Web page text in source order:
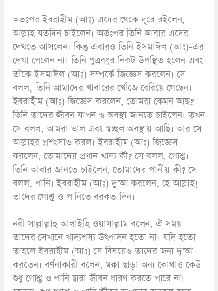
অতঃপর ইবরাহীম (আঃ) এদের থেকে দূরে রইলেন,
আল্লাহ যতদিন চাইলেন। অতঃপর তিনি আবার এদের
দেখতে আসলেন। কিন্তু এবারও তিনি ইসমাঈল (আঃ)-এর
দেখা পেলেন না। তিনি পুত্রবধূর নিকট উপস্থিত হলেন এবং
তাঁকে ইসমাঈল (আঃ) সম্পর্কে জিজ্ঞেস করলেন। সে
বলল, তিনি আমাদের খাবারের খোঁজে বেরিয়ে গেছেন।
ইবরাহীম (আঃ) জিজ্ঞেস করলেন, তোমরা কেমন আছ?
তিনি তাদের জীবন যাপন ও অবস্থা জানতে চাইলেন। তখন
সে বলল, আমরা ভাল এবং স্বচ্ছল অবস্থায় আছি। আর সে
আল্লাহর প্রশংসাও করল। ইবরাহীম (আঃ) জিজ্ঞেস
করলেন, তোমাদের প্রধান খাদ্য কী? সে বলল, গোশ্ত।
তিনি আবার জানতে চাইলেন, তোমাদের পানীয় কী? সে
বলল, পানি। ইবরাহীম (আঃ) দু’আ করলেন, হে আল্লাহ!
তাদের গোশ্ত ও পানিতে বরকত দিন।
নবী সাল্লাল্লাহু আলাইহি ওয়াসাল্লাম বলেন, ঐ সময়
তাদের সেখানে খাদ্যশস্য উৎপাদন হতো না। যদি হতো
তাহলে ইবরাহীম (আঃ) সে বিষয়েও তাদের জন্য দু’আ
করতেন। বর্ণনাকারী বলেন, মক্কা ছাড়া অন্য কোথাও কেউ
শুধু গোশ্ত ও পানি দ্বারা জীবন ধারণ করতে পারে না।